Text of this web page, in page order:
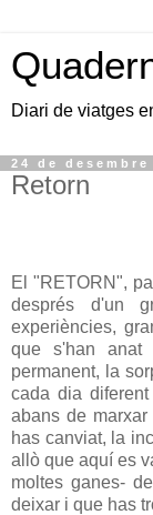
Diari de viatges
24 de desembre
Retorn
El "RETORN",
després d'un
experiències,
que s'han anat
permanent, la
cada dia
abans de
has canviat, la
allò que aquí es
moltes ganes-
deixar i que has